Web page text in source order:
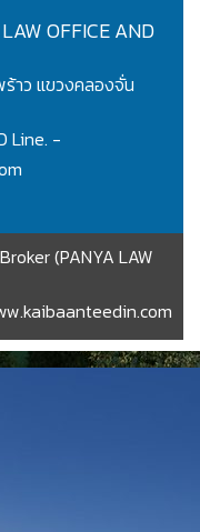
OFFICE AND
าว แขวงคลองจั่น
Line. -
(PANYA LAW